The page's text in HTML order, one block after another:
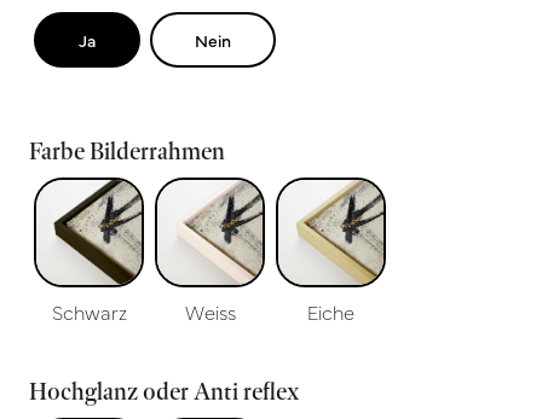
Ja Nein
Farbe Bilderrahmen
Schwarz Weiss Eiche
Hochglanz oder Anti reflex